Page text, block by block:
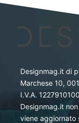
Designmag.it di
Marchese 10,
I.V.A.
Designmag.it
viene aggiornato